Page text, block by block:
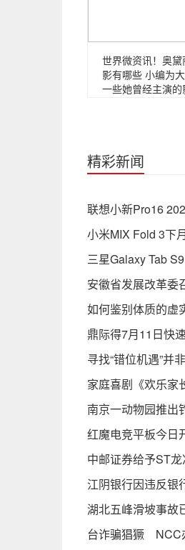
世界微资讯！奥
影有哪些 小编为
一些她曾经主演的
精彩新闻
联想小新Pro16
小米MIX Fold 3下
三星Galaxy Tab
安徽省发展改革委
如何鉴别体质的虚
鼎际得7月11日快
寻找“错位机遇”并
家庭喜剧《欢乐家
南京一动物园推出
红魔电竞平板今日
中邮证券给予ST
江阴银行因违反银
湖北五峰滑坡事故
台诈骗猖獗 NCC